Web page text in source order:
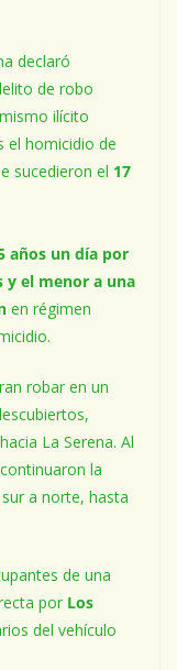
declaró
de robo
ilícito
el homicidio de
sucedieron el 17
años un día por
y el menor a una
en régimen
robar en un
La Serena. Al
continuaron la
a norte, hasta
de una
por Los
del vehículo